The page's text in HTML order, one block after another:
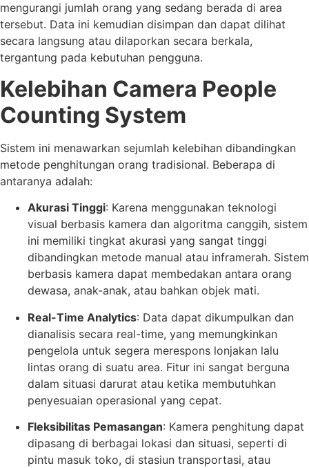
mengurangi jumlah orang yang sedang berada di area
tersebut. Data ini kemudian disimpan dan dapat dilihat
secara langsung atau dilaporkan secara berkala,
tergantung pada kebutuhan pengguna.
Kelebihan Camera People
Counting System
Sistem ini menawarkan sejumlah kelebihan dibandingkan
metode penghitungan orang tradisional. Beberapa di
antaranya adalah:
Akurasi Tinggi: Karena menggunakan teknologi
visual berbasis kamera dan algoritma canggih, sistem
ini memiliki tingkat akurasi yang sangat tinggi
dibandingkan metode manual atau inframerah. Sistem
berbasis kamera dapat membedakan antara orang
dewasa, anak-anak, atau bahkan objek mati.
Real-Time Analytics: Data dapat dikumpulkan dan
dianalisis secara real-time, yang memungkinkan
pengelola untuk segera merespons lonjakan lalu
lintas orang di suatu area. Fitur ini sangat berguna
dalam situasi darurat atau ketika membutuhkan
penyesuaian operasional yang cepat.
Fleksibilitas Pemasangan: Kamera penghitung dapat
dipasang di berbagai lokasi dan situasi, seperti di
pintu masuk toko, di stasiun transportasi, atau